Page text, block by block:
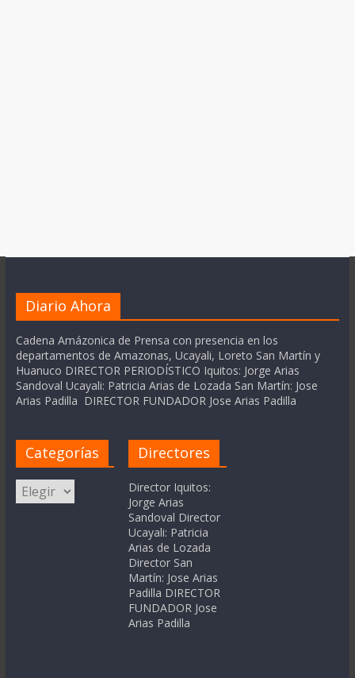
Diario Ahora
Cadena Amázonica de Prensa con presencia en los
departamentos de Amazonas, Ucayali, Loreto San Martín y
Huanuco DIRECTOR PERIODÍSTICO Iquitos: Jorge Arias
Sandoval Ucayali: Patricia Arias de Lozada San Martín: Jose
Arias Padilla DIRECTOR FUNDADOR Jose Arias Padilla
Categorías
Categorías
Directores
Director Iquitos:
Jorge Arias
Sandoval Director
Ucayali: Patricia
Arias de Lozada
Director San
Martín: Jose Arias
Padilla DIRECTOR
FUNDADOR Jose
Arias Padilla